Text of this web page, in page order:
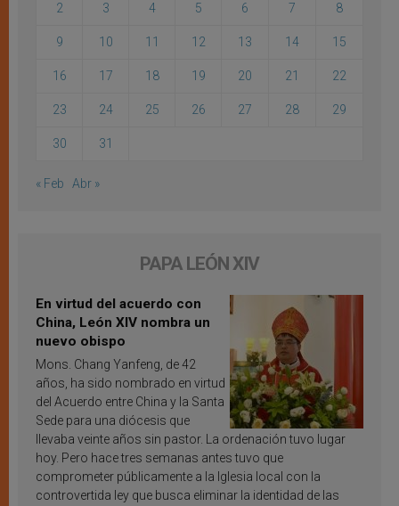
2 3 4 5 6 7 8
9 10 11 12 13 14 15
16 17 18 19 20 21 22
23 24 25 26 27 28 29
30 31
« Feb Abr »
PAPA LEÓN XIV
En virtud del acuerdo con
China, León XIV nombra un
nuevo obispo
Mons. Chang Yanfeng, de 42
años, ha sido nombrado en virtud
del Acuerdo entre China y la Santa
Sede para una diócesis que
llevaba veinte años sin pastor. La ordenación tuvo lugar
hoy. Pero hace tres semanas antes tuvo que
comprometer públicamente a la Iglesia local con la
controvertida ley que busca eliminar la identidad de las